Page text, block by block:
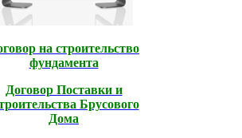
на строительство
фундамента
Договор Поставки и
Брусового
Дома